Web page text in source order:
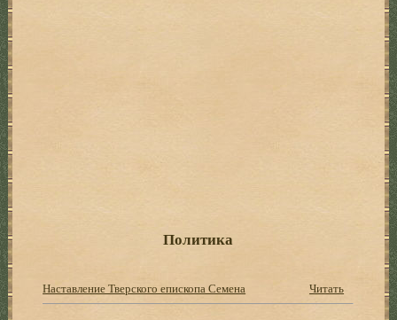
Политика
Наставление Тверского епископа Семена Читать